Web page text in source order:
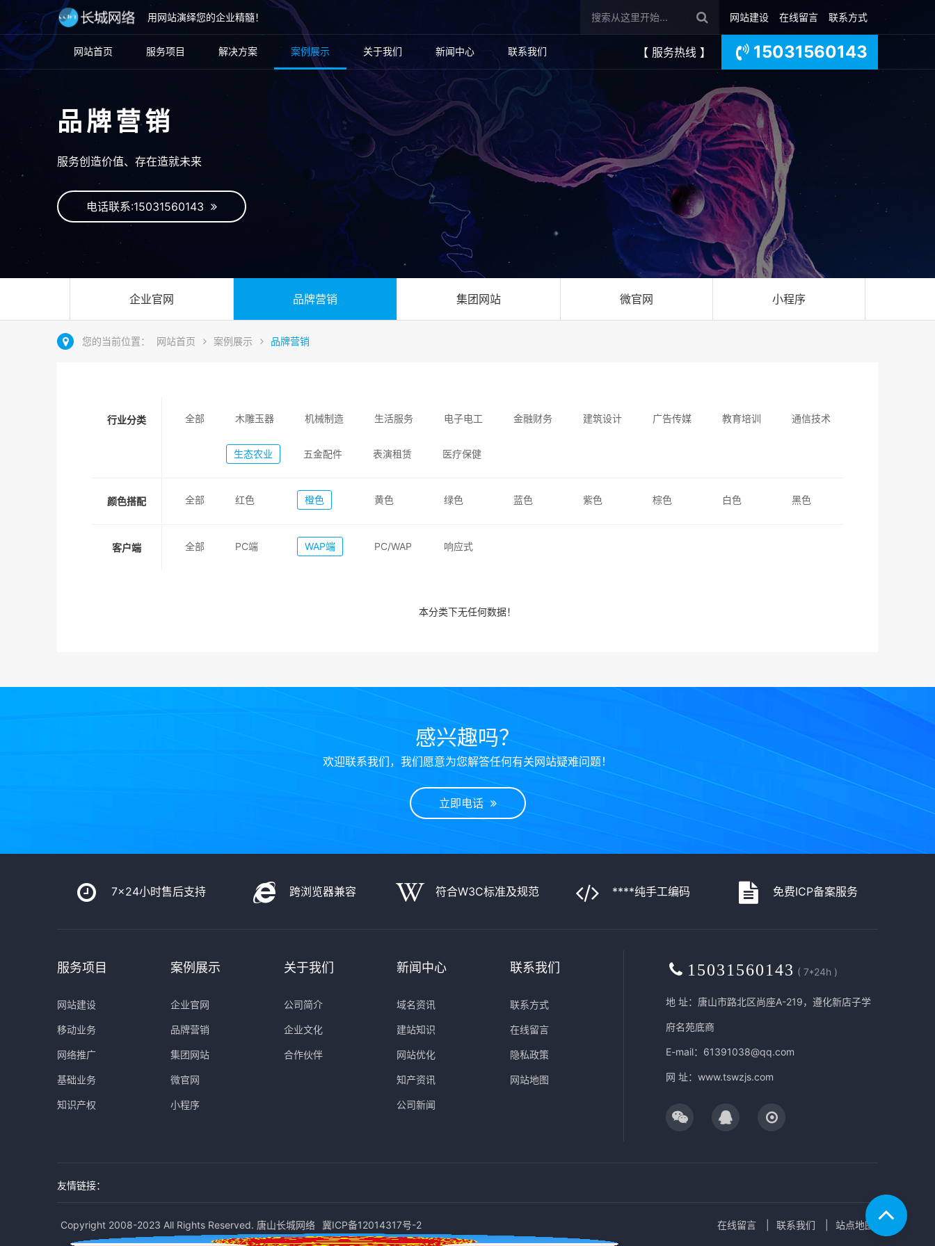
用网站演绎您的企业精髓！ 网站建设 在线留言 联系方式
网站首页 服务项目 解决方案 案例展示 关于我们 新闻中心 联系我们 【 服务热线 】 15031560143
品牌营销
服务创造价值、存在造就未来
电话联系:15031560143
企业官网 品牌营销 集团网站 微官网 小程序
您的当前位置： 网站首页 案例展示 品牌营销
行业分类 全部 木雕玉器 机械制造 生活服务 电子电工 金融财务 建筑设计 广告传媒 教育培训 通信技术
生态农业 五金配件 表演租赁 医疗保健
颜色搭配 全部 红色 橙色 黄色 绿色 蓝色 紫色 棕色 白色 黑色
客户端 全部 PC端 WAP端 PC/WAP 响应式
本分类下无任何数据！
感兴趣吗？
欢迎联系我们，我们愿意为您解答任何有关网站疑难问题！
立即电话
7x24小时售后支持 跨浏览器兼容 符合W3C标准及规范 ****纯手工编码 免费ICP备案服务
服务项目
网站建设
移动业务
网络推广
基础业务
知识产权
案例展示
企业官网
品牌营销
集团网站
微官网
小程序
关于我们
公司简介
企业文化
合作伙伴
新闻中心
域名资讯
建站知识
网站优化
知产资讯
公司新闻
联系我们
联系方式
在线留言
隐私政策
网站地图
15031560143 ( 7*24h )
地 址：唐山市路北区尚座A-219，遵化新店子学
府名苑底商
E-mail：61391038@qq.com
网 址：www.tswzjs.com
友情链接：
Copyright 2008-2023 All Rights Reserved. 唐山长城网络 冀ICP备12014317号-2 在线留言 联系我们 站点地图